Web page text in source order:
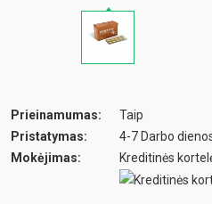
Prieinamumas:
Taip
Pristatymas:
4-7 Darbo
Mokėjimas:
Kreditinės